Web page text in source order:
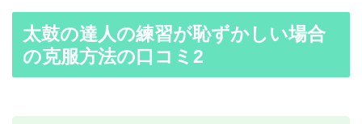
太鼓の達人の練習が恥ずかしい場合
の克服方法の口コミ2